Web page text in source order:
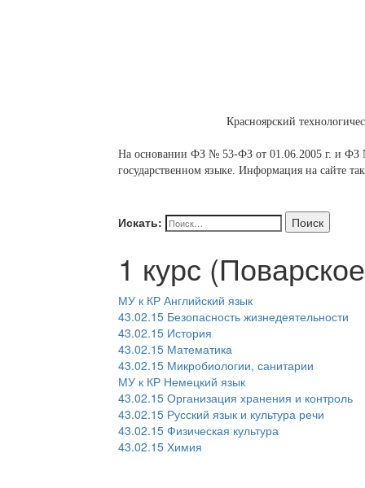
Красноярский
На основании ФЗ № 53-ФЗ от 01.06.2005 г. и ФЗ
государственном языке. Информация на сайте
Искать: Поиск
1 курс
МУ к КР Английский язык
43.02.15 Безопасность жизнедеятельности
43.02.15 История
43.02.15 Математика
43.02.15 Микробиологии, санитарии
МУ к КР Немецкий язык
43.02.15 Организация хранения и контроль
43.02.15 Русский язык и культура речи
43.02.15 Физическая культура
43.02.15 Химия